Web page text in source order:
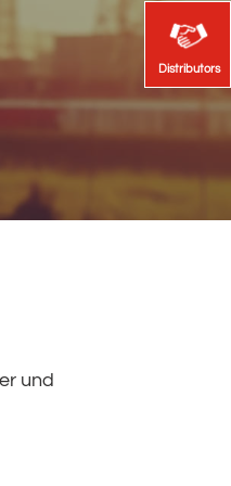
Distributors
Distributors